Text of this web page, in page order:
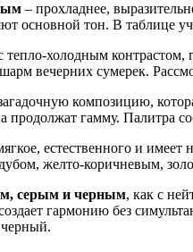
– прохладнее,
основной тон. В таблице
тепло-холодным
вечерних сумерек.
композицию,
продолжат гамму. Палитра
естественного и
желто-коричневым,
серым и черным, как с
гармонию без